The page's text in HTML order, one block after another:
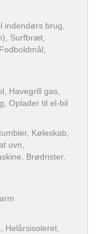
indendørs brug,
Surfbræt,
Havegrill gas,
Oplader til el-bil
Køleskab,
ovn,
Brødrister,
Helårsisoleret,